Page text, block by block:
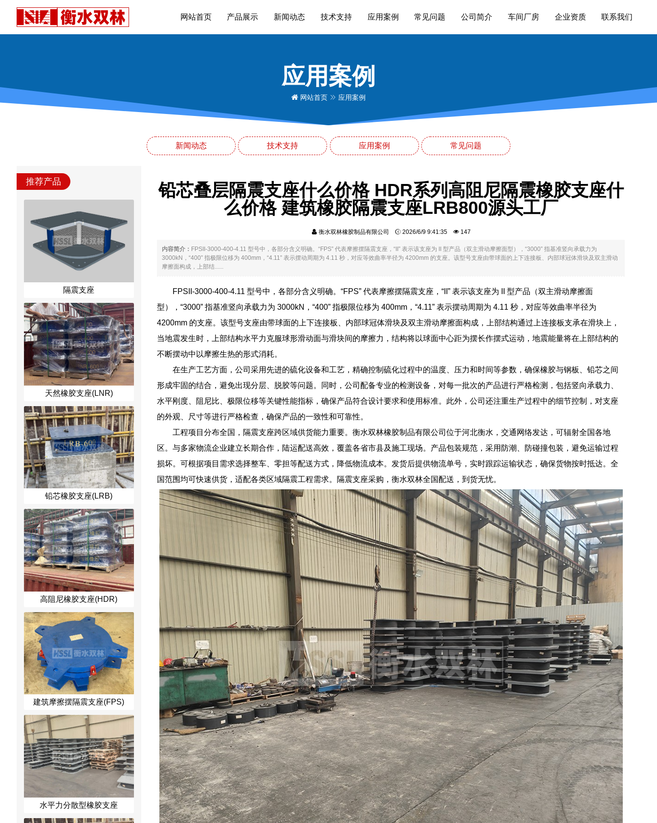
网站首页 产品展示 新闻动态 技术支持 应用案例 常见问题 公司简介 车间厂房 企业资质 联系我们
应用案例
网站首页 应用案例
新闻动态 技术支持 应用案例 常见问题
推荐产品
隔震支座
天然橡胶支座(LNR)
铅芯橡胶支座(LRB)
高阻尼橡胶支座(HDR)
建筑摩擦摆隔震支座(FPS)
水平力分散型橡胶支座
铅芯叠层隔震支座什么价格 HDR系列高阻尼隔震橡胶支座什
么价格 建筑橡胶隔震支座LRB800源头工厂
衡水双林橡胶制品有限公司 2026/6/9 9:41:35 147
内容简介： FPSII-3000-400-4.11 型号中，各部分含义明确。“FPS” 代表摩擦摆隔震支座，“II” 表示该支座为 II 型产品（双主滑动摩擦面型），“3000” 指基准竖向承载力为
3000kN，“400” 指极限位移为 400mm，“4.11” 表示摆动周期为 4.11 秒，对应等效曲率半径为 4200mm 的支座。该型号支座由带球面的上下连接板、内部球冠体滑块及双主滑动
摩擦面构成，上部结......
FPSII-3000-400-4.11 型号中，各部分含义明确。“FPS” 代表摩擦摆隔震支座，“II” 表示该支座为 II 型产品（双主滑动摩擦面
型），“3000” 指基准竖向承载力为 3000kN，“400” 指极限位移为 400mm，“4.11” 表示摆动周期为 4.11 秒，对应等效曲率半径为
4200mm 的支座。该型号支座由带球面的上下连接板、内部球冠体滑块及双主滑动摩擦面构成，上部结构通过上连接板支承在滑块上，
当地震发生时，上部结构水平力克服球形滑动面与滑块间的摩擦力，结构将以球面中心距为摆长作摆式运动，地震能量将在上部结构的
不断摆动中以摩擦生热的形式消耗。
在生产工艺方面，公司采用先进的硫化设备和工艺，精确控制硫化过程中的温度、压力和时间等参数，确保橡胶与钢板、铅芯之间
形成牢固的结合，避免出现分层、脱胶等问题。同时，公司配备专业的检测设备，对每一批次的产品进行严格检测，包括竖向承载力、
水平刚度、阻尼比、极限位移等关键性能指标，确保产品符合设计要求和使用标准。此外，公司还注重生产过程中的细节控制，对支座
的外观、尺寸等进行严格检查，确保产品的一致性和可靠性。
工程项目分布全国，隔震支座跨区域供货能力重要。衡水双林橡胶制品有限公司位于河北衡水，交通网络发达，可辐射全国各地
区。与多家物流企业建立长期合作，陆运配送高效，覆盖各省市县及施工现场。产品包装规范，采用防潮、防碰撞包装，避免运输过程
损坏。可根据项目需求选择整车、零担等配送方式，降低物流成本。发货后提供物流单号，实时跟踪运输状态，确保货物按时抵达。全
国范围均可快速供货，适配各类区域隔震工程需求。隔震支座采购，衡水双林全国配送，到货无忧。